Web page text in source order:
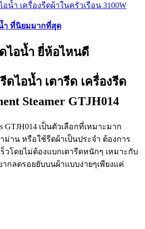
อน้ำ เครื่องรีดผ้าในครัวเรือน 3100W
น้ำ ที่นิยมมากที่สุด
ไอน้ำ ยี่ห้อไหนดี
ดไอน้ำ เตารีด เครื่องรีด
Steamer GTJH014
GTJH014 เป็นตัวเลือกที่เหมาะมาก
ม่าน หรือใช้รีดผ้าเป็นประจำ ต้องการ
วโดยไม่ต้องแบกเตารีดหนักๆ เหมาะกับ
กลดรอยยับบนผ้าแบบง่ายๆเพียงแค่